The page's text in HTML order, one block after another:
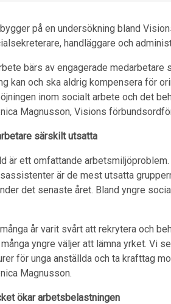
på en undersökning bland
handläggare och
bärs av engagerade medarbetare
kan och ska aldrig kompensera för
inom socialt arbete och det
Magnusson, Visions
särskilt utsatta
är ett omfattande
är de mest utsatta
det senaste året. Bland yngre
år varit svårt att rekrytera och
yngre väljer att lämna yrket. Vi
för unga anställda och ta krafttag
Magnusson.
ökar arbetsbelastningen